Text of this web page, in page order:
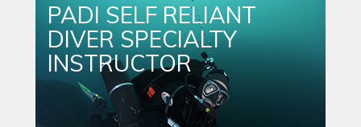
PADI SELF RELIANT
DIVER SPECIALTY
INSTRUCTOR